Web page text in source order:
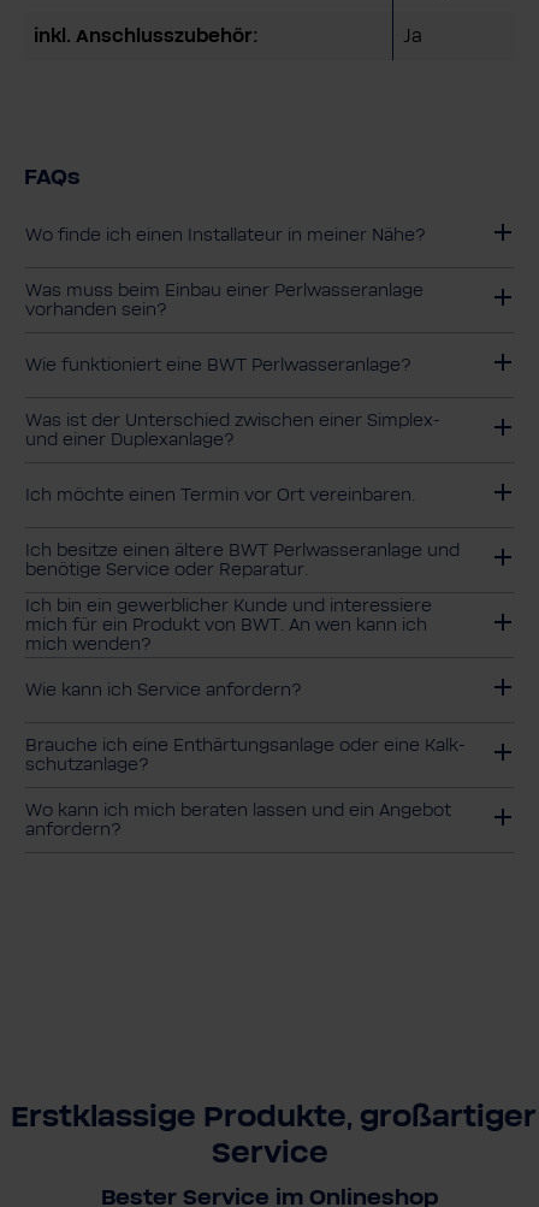
inkl. Anschlusszubehör: Ja
FAQs
Wo finde ich einen Installateur in meiner Nähe?
Was muss beim Einbau einer Perlwasseranlage
vorhanden sein?
Wie funktioniert eine BWT Perlwasseranlage?
Was ist der Unterschied zwischen einer Simplex-
und einer Duplexanlage?
Ich möchte einen Termin vor Ort vereinbaren.
Ich besitze einen ältere BWT Perlwasseranlage und
benötige Service oder Reparatur.
Ich bin ein gewerblicher Kunde und interessiere
mich für ein Produkt von BWT. An wen kann ich
mich wenden?
Wie kann ich Service anfordern?
Brauche ich eine Enthär­tungs­an­lage oder eine Kalk­
schutz­an­lage?
Wo kann ich mich beraten lassen und ein Angebot
anfordern?
Erstklassige Produkte, großartiger
Service
Bester Service im Onlineshop